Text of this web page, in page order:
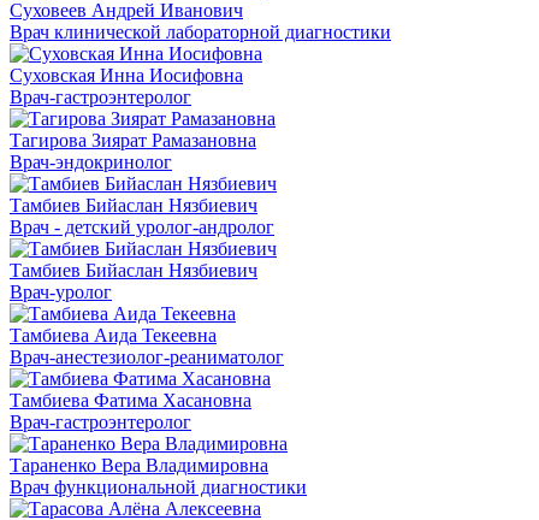
Суховеев Андрей Иванович
Врач клинической лабораторной диагностики
Суховская Инна Иосифовна
Врач-гастроэнтеролог
Тагирова Зиярат Рамазановна
Врач-эндокринолог
Тамбиев Бийаслан Нязбиевич
Врач - детский уролог-андролог
Тамбиев Бийаслан Нязбиевич
Врач-уролог
Тамбиева Аида Текеевна
Врач-анестезиолог-реаниматолог
Тамбиева Фатима Хасановна
Врач-гастроэнтеролог
Тараненко Вера Владимировна
Врач функциональной диагностики